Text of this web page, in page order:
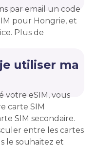
par email un code
pour Hongrie, et
Plus de
utiliser ma
votre eSIM, vous
carte SIM
SIM secondaire.
entre les cartes
le souhaitez et